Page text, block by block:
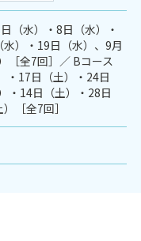
（水）・8日（水）・
）・19日（水）、9月
［全7回］／ Bコース
・17日（土）・24日
・14日（土）・28日
［全7回］